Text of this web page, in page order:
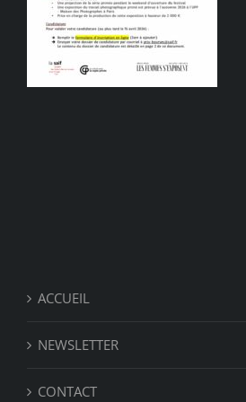
ACCUEIL
NEWSLETTER
CONTACT